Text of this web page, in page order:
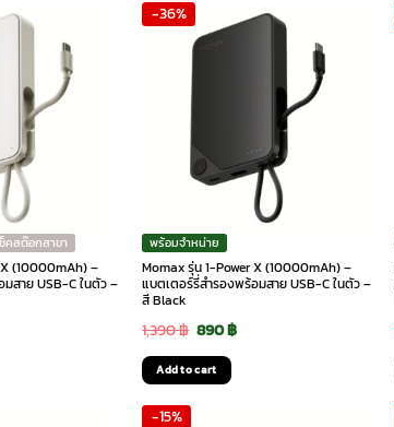
฿.
1,690 ฿.1,350 ฿.
คสต๊อกสาขา
(10000mAh) –
สาย USB-C ในตัว –
-36%
พร้อมจำหน่าย
Momax รุ่น 1-Power X (10000mAh) –
แบตเตอร์รี่สำรองพร้อมสาย USB-C ในตัว –
สี Black
1,390฿ Original
price
was:
890฿Current
Add to cart
-15%